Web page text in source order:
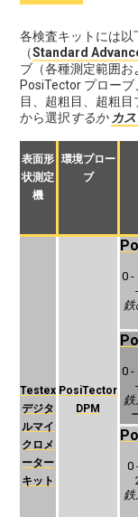
各検査キットには
（Standard
ブ（各種測定範囲お
PosiTector プロー
目、超粗目、超粗
から選択するか カ
表面形
状測定
機
環境プロー
ブ
Testex
デジタ
ルマイ
クロメ
ーター
キット
PosiTector
DPM
0 -
0 -
0